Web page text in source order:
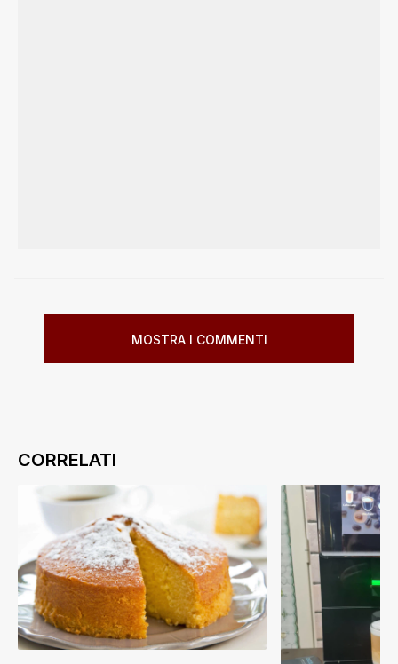
MOSTRA I COMMENTI